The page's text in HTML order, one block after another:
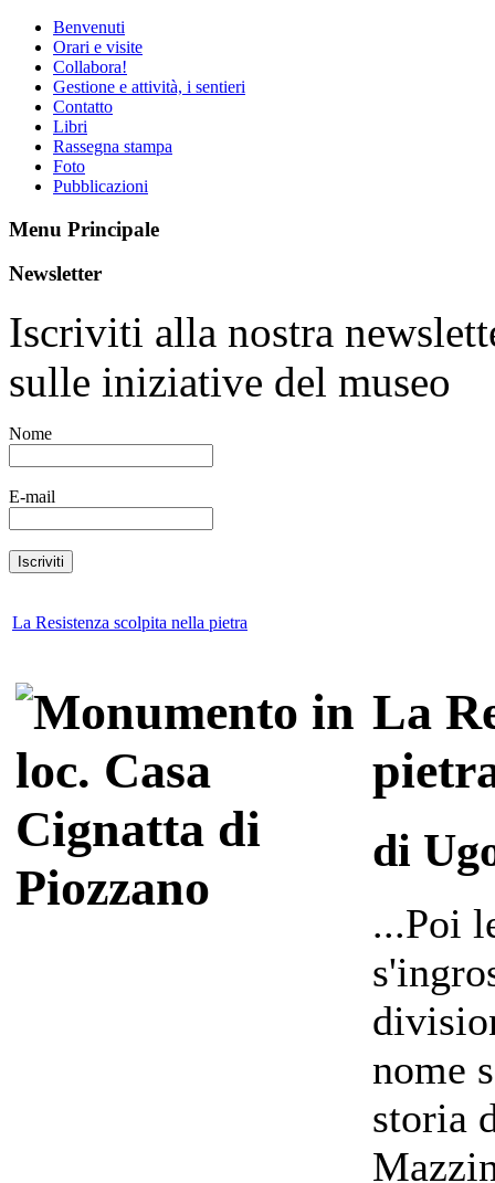
Benvenuti
Orari e visite
Collabora!
Gestione e attività, i sentieri
Contatto
Libri
Rassegna stampa
Foto
Pubblicazioni
Menu Principale
Newsletter
Iscriviti alla nostra
sulle iniziative del museo
Nome
E-mail
La Resistenza scolpita nella pietra
La
di
...Poi
nome
storia